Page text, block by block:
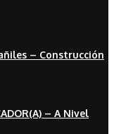
– Construcción
– A Nivel